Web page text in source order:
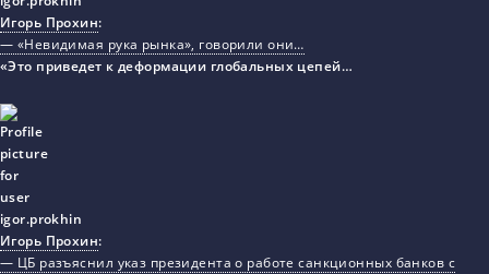
Игорь Прохин:
— «Невидимая рука рынка», говорили они…
«Это приведет к деформации глобальных цепей…
Игорь Прохин:
— ЦБ разъяснил указ президента о работе санкционных банков с